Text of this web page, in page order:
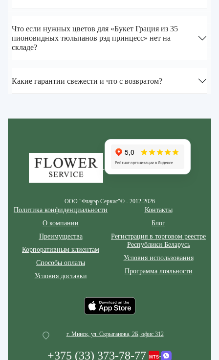
Что если нужных цветов для «Букет Грация из 35
пионовидных тюльпанов рэд принцесс» нет на
складе?
Какие гарантии свежести и что с возвратом?
ООО "Флауэр Сервис"© - 2012-2026
Политика конфиденциальности
О компании
Преимущества
Корпоративным клиентам
Способы оплаты
Условия доставки
Контакты
Блог
Регистрация в торговом реестре
Республики Беларусь
Условия использования
Программа лояльности
г. Минск, ул. Скрыганова, 2Б, офис 312
+375 (33) 373-78-77